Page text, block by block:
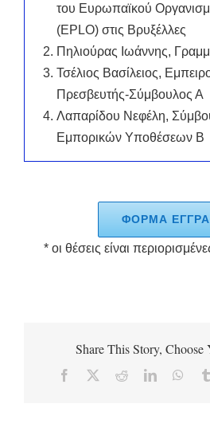
του Ευρωπαϊκού
(ΕΡLO) στις Βρυξέλλες
Πηλιούρας Ιωάννης,
Τσέλιος Βασίλειος,
Πρεσβευτής-Σύμβουλος Α
Λαπαρίδου Νεφέλη,
Εμπορικών Υποθέσεων Β
ΦΟΡΜΑ
* οι θέσεις είναι
Share This Story, Choose
Facebook RedditLinkedIn